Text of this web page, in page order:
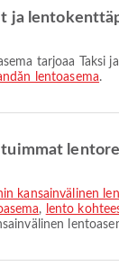
ja
lentoasema.
kansainvälinen
, lento